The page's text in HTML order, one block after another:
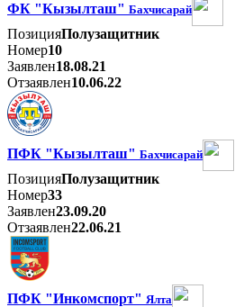
ФК "Кызылташ" Бахчисарай
ПозицияПолузащитник
Номер10
Заявлен18.08.21
Отзаявлен10.06.22
ПФК "Кызылташ" Бахчисарай
ПозицияПолузащитник
Номер33
Заявлен23.09.20
Отзаявлен22.06.21
ПФК "Инкомспорт" Ялта